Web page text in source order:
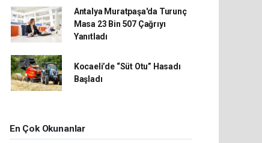
Antalya Muratpaşa'da Turunç
Masa 23 Bin 507 Çağrıyı
Yanıtladı
Kocaeli’de “Süt Otu” Hasadı
Başladı
En Çok Okunanlar